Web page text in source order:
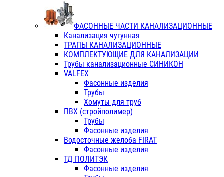
ФАСОННЫЕ ЧАСТИ КАНАЛИЗАЦИОННЫЕ
Канализация чугунная
ТРАПЫ КАНАЛИЗАЦИОННЫЕ
КОМПЛЕКТУЮЩИЕ ДЛЯ КАНАЛИЗАЦИИ
Трубы канализационные СИНИКОН
VALFEX
Фасонные изделия
Трубы
Хомуты для труб
ПВХ (стройполимер)
Трубы
Фасонные изделия
Водосточные желоба FIRAT
Фасонные изделия
ТД ПОЛИТЭК
Фасонные изделия